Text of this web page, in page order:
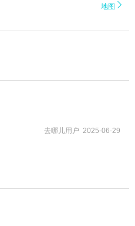
地图 
去哪儿用户 2025-06-29